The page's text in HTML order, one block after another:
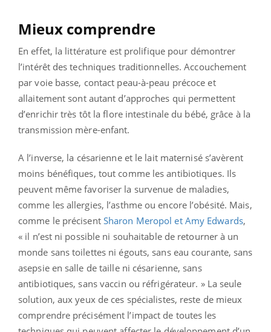
Mieux comprendre
En effet, la littérature est prolifique pour démontrer
l’intérêt des techniques traditionnelles. Accouchement
par voie basse, contact peau-à-peau précoce et
allaitement sont autant d’approches qui permettent
d’enrichir très tôt la flore intestinale du bébé, grâce à la
transmission mère-enfant.
A l’inverse, la césarienne et le lait maternisé s’avèrent
moins bénéfiques, tout comme les antibiotiques. Ils
peuvent même favoriser la survenue de maladies,
comme les allergies, l’asthme ou encore l’obésité. Mais,
comme le précisent Sharon Meropol et Amy Edwards,
« il n’est ni possible ni souhaitable de retourner à un
monde sans toilettes ni égouts, sans eau courante, sans
asepsie en salle de taille ni césarienne, sans
antibiotiques, sans vaccin ou réfrigérateur. » La seule
solution, aux yeux de ces spécialistes, reste de mieux
comprendre précisément l’impact de toutes les